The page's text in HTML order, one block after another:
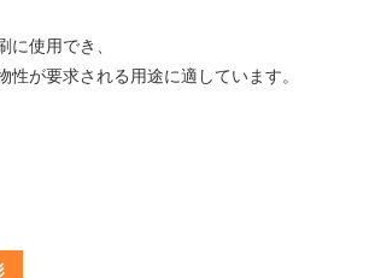
使用でき、
が要求される用途に適しています。